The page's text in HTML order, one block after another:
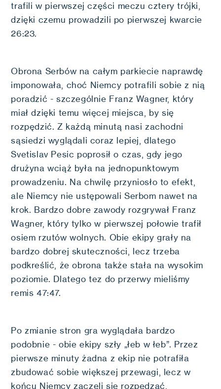
trafili w pierwszej części meczu cztery trójki,
dzięki czemu prowadzili po pierwszej kwarcie
26:23.
Obrona Serbów na całym parkiecie naprawdę
imponowała, choć Niemcy potrafili sobie z nią
poradzić - szczególnie Franz Wagner, który
miał dzięki temu więcej miejsca, by się
rozpędzić. Z każdą minutą nasi zachodni
sąsiedzi wyglądali coraz lepiej, dlatego
Svetislav Pesic poprosił o czas, gdy jego
drużyna wciąż była na jednopunktowym
prowadzeniu. Na chwilę przyniosło to efekt,
ale Niemcy nie ustępowali Serbom nawet na
krok. Bardzo dobre zawody rozgrywał Franz
Wagner, który tylko w pierwszej połowie trafił
osiem rzutów wolnych. Obie ekipy grały na
bardzo dobrej skuteczności, lecz trzeba
podkreślić, że obrona także stała na wysokim
poziomie. Dlatego tez do przerwy mieliśmy
remis 47:47.
Po zmianie stron gra wyglądała bardzo
podobnie - obie ekipy szły „łeb w łeb”. Przez
pierwsze minuty żadna z ekip nie potrafiła
zbudować sobie większej przewagi, lecz w
końcu Niemcy zaczęli się rozpędzać,